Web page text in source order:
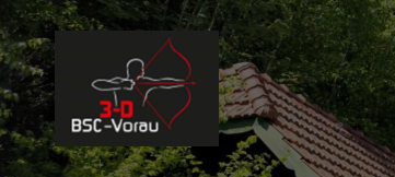
BSC 3D VORAU